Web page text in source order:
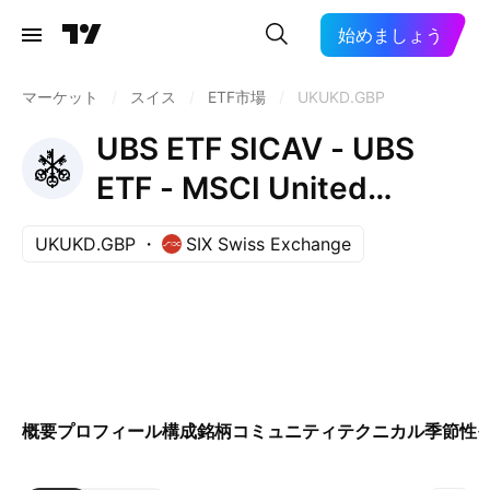
始めましょう
マーケット スイス ETF市場 UKUKD.GBP
UBS ETF SICAV - UBS
ETF - MSCI United
Kingdom UCITS ETF -
UKUKD.GBP SIX Swiss Exchange
概要プロフィール構成銘柄コミュニティテクニカル季節性